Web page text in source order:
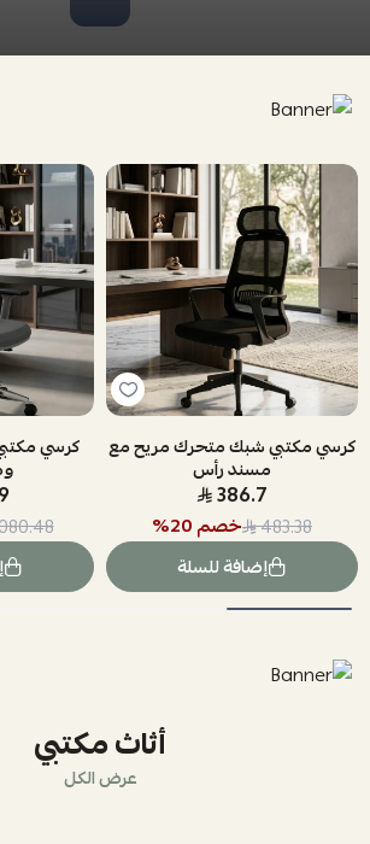
كرسي مكتبي شبك متحرك مريح مع
مسند رأس
386.7
483.38 خصم20
%
إضافة للسلة
كرسي
أثاث مكتبي
عرض الكل